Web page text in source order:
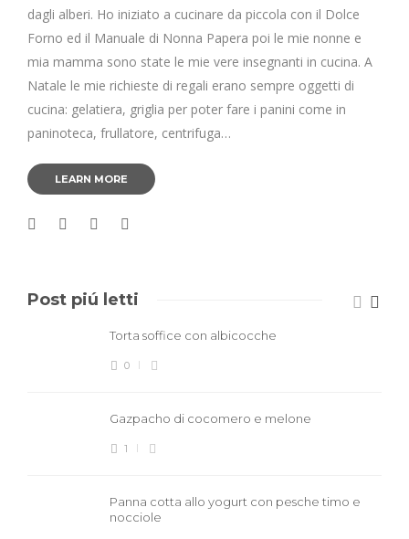
dagli alberi. Ho iniziato a cucinare da piccola con il Dolce
Forno ed il Manuale di Nonna Papera poi le mie nonne e
mia mamma sono state le mie vere insegnanti in cucina. A
Natale le mie richieste di regali erano sempre oggetti di
cucina: gelatiera, griglia per poter fare i panini come in
paninoteca, frullatore, centrifuga…
LEARN MORE
Post piú letti
Torta soffice con albicocche
0
Gazpacho di cocomero e melone
1
Panna cotta allo yogurt con pesche timo e
nocciole